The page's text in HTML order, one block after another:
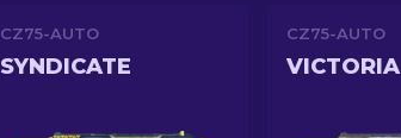
CZ75-AUTO
SYNDICATE
CZ75-AUTO
VICTORIA